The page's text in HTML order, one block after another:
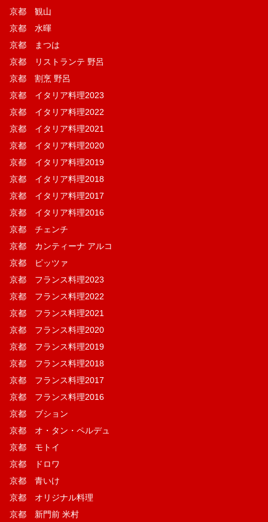
京都 観山
京都 水暉
京都 まつは
京都 リストランテ 野呂
京都 割烹 野呂
京都 イタリア料理2023
京都 イタリア料理2022
京都 イタリア料理2021
京都 イタリア料理2020
京都 イタリア料理2019
京都 イタリア料理2018
京都 イタリア料理2017
京都 イタリア料理2016
京都 チェンチ
京都 カンティーナ アルコ
京都 ピッツァ
京都 フランス料理2023
京都 フランス料理2022
京都 フランス料理2021
京都 フランス料理2020
京都 フランス料理2019
京都 フランス料理2018
京都 フランス料理2017
京都 フランス料理2016
京都 ブション
京都 オ・タン・ペルデュ
京都 モトイ
京都 ドロワ
京都 青いけ
京都 オリジナル料理
京都 新門前 米村